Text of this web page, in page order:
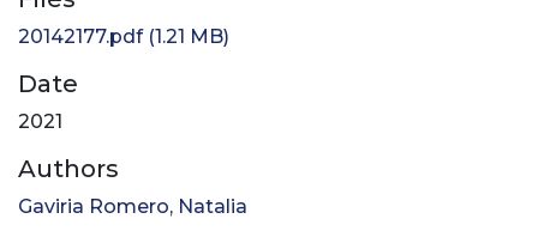
20142177.pdf(1.21 MB)
Date
2021
Authors
Gaviria Romero, Natalia